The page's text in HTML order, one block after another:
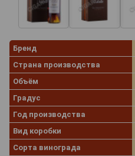
Бренд
Страна производства
Объём
Градус
Год производства
Вид коробки
Сорта винограда